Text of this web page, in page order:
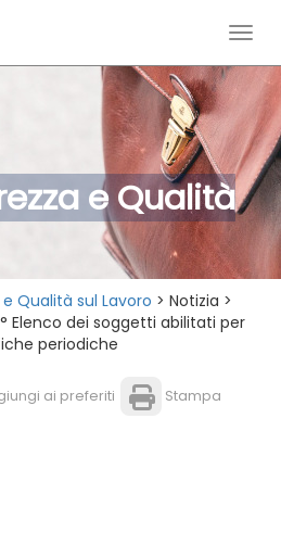
e Qualità
Qualità sul Lavoro > Notizia >
Elenco dei soggetti abilitati per
periodiche
ai preferiti Stampa